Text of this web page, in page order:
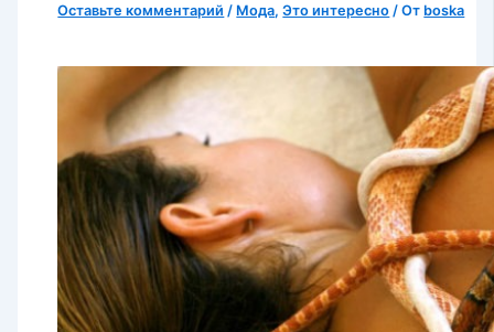
Оставьте комментарий / Мода,Это интересно / От boska